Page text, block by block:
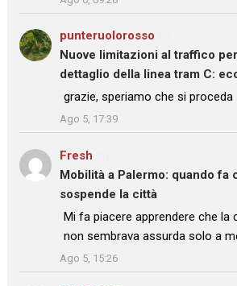
punteruolorosso
Nuove limitazioni al traffico
dettaglio della linea tram C:
: “
grazie, speriamo che si proceda
”
Ago 5, 17:39
Fresh
Mobilità a Palermo: quando fa
sospende la città
: “
Mi fa piacere apprendere che la
non sembrava assurda solo a
”
Ago 5, 15:26